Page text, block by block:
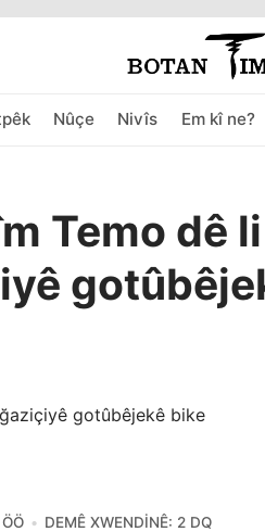
Nûçe Nivîs Em kî ne?
Temo dê
DEMÊ XWENDINÊ: 2 DQ